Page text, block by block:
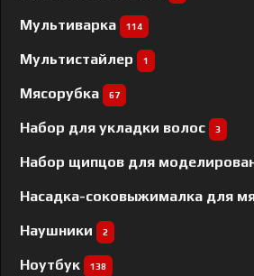
Мультиварка 114
Мультистайлер 1
Мясорубка 67
Набор для укладки волос 3
Набор щипцов для
Насадка-соковыжималка для
Наушники 2
Ноутбук 138